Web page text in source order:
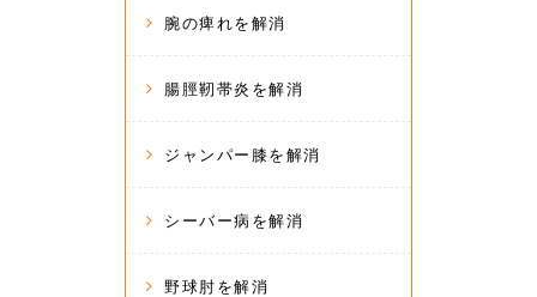
腕の痺れを解消
腸脛靭帯炎を解消
ジャンパー膝を解消
シーバー病を解消
野球肘を解消